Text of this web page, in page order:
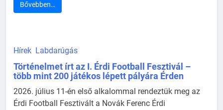
Bővebben…
Hírek Labdarúgás
Történelmet írt az I. Érdi Football Fesztivál –
több mint 200 játékos lépett pályára Érden
2026. július 11-én első alkalommal rendeztük meg az
Érdi Football Fesztivált a Novák Ferenc Érdi